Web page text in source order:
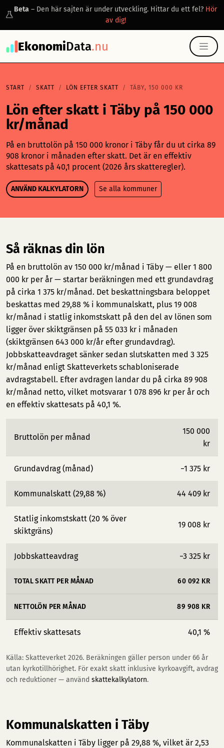
Beta – Den här sajten är under utveckling. Hittar du ett fel? Hör
av dig!
EkonomiData.nu
START SKATT LÖN EFTER SKATT TÄBY, 150 000 KR
Lön efter skatt i Täby på 150 000
kr/månad
På en bruttolön på 150 000 kronor i Täby får du ut cirka 89
908 kronor i månaden efter skatt. Det är en effektiv
skattesats på 40,1 procent (2026 års skatteregler).
ANVÄND KALKYLATORN Se alla kommuner
Så räknas din lön
På en bruttolön av 150 000 kr/månad i Täby — eller 1 800
000 kr per år — startar beräkningen med ett grundavdrag
på cirka 1 375 kr/månad. Det beskattningsbara beloppet
beskattas med 29,88 % i kommunalskatt, plus 19 008
kr/månad i statlig inkomstskatt på den del av lönen som
ligger över skiktgränsen på 55 033 kr i månaden
(skiktgränsen 643 000 kr/år efter grundavdrag).
Jobbskatteavdraget sänker sedan slutskatten med 3 325
kr/månad enligt Skatteverkets schabloniserade
avdragstabell. Efter avdragen landar du på cirka 89 908
kr/månad netto, vilket motsvarar 1 078 896 kr per år och
en effektiv skattesats på 40,1 %.
Bruttolön per månad
150 000
kr
Grundavdrag (månad) −1 375 kr
Kommunalskatt (29,88 %) 44 409 kr
Statlig inkomstskatt (20 % över
skiktgräns)
19 008 kr
Jobbskatteavdrag −3 325 kr
TOTAL SKATT PER MÅNAD 60 092 KR
NETTOLÖN PER MÅNAD 89 908 KR
Effektiv skattesats 40,1 %
Källa: Skatteverket 2026. Beräkningen gäller person under 66 år
utan kyrkotillhörighet. För exakt skatt inklusive kyrkoavgift, avdrag
och reduktioner — använd skattekalkylatorn.
Kommunalskatten i Täby
Kommunalskatten i Täby ligger på 29,88 %, vilket är 2,53